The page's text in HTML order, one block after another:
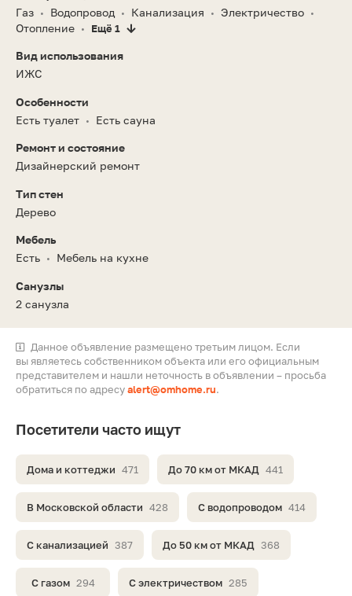
Газ • Водопровод • Канализация • Электричество •
Отопление • Ещё 1
Вид использования
ИЖС
Особенности
Есть туалет • Есть сауна
Ремонт и состояние
Дизайнерский ремонт
Тип стен
Дерево
Мебель
Есть • Мебель на кухне
Санузлы
2 санузла
Данное объявление размещено третьим лицом. Если
вы являетесь собственником объекта или его официальным
представителем и нашли неточность в объявлении – просьба
обратиться по адресуalert@omhome.ru.
Посетители часто ищут
Дома и коттеджи 471 До 70 км от МКАД 441
В Московской области 428 С водопроводом 414
С канализацией 387 До 50 км от МКАД 368
С газом 294 С электричеством 285